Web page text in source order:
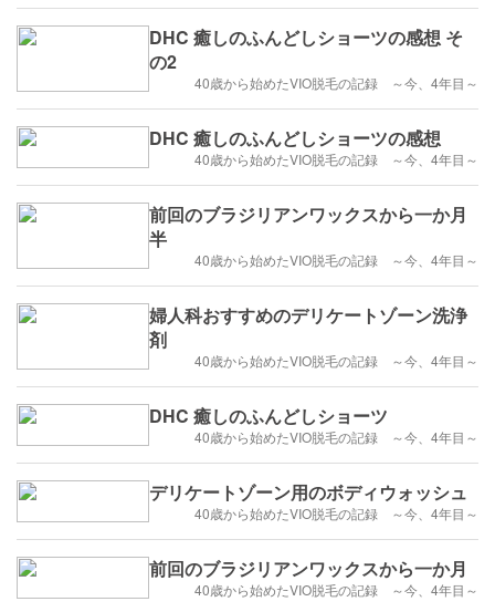
DHC 癒しのふんどしショーツの感想 そ
の2
40歳から始めたVIO脱毛の記録 ～今、4年目～
DHC 癒しのふんどしショーツの感想
40歳から始めたVIO脱毛の記録 ～今、4年目～
前回のブラジリアンワックスから一か月
半
40歳から始めたVIO脱毛の記録 ～今、4年目～
婦人科おすすめのデリケートゾーン洗浄
剤
40歳から始めたVIO脱毛の記録 ～今、4年目～
DHC 癒しのふんどしショーツ
40歳から始めたVIO脱毛の記録 ～今、4年目～
デリケートゾーン用のボディウォッシュ
40歳から始めたVIO脱毛の記録 ～今、4年目～
前回のブラジリアンワックスから一か月
40歳から始めたVIO脱毛の記録 ～今、4年目～